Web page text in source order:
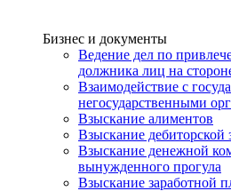
Услуги
Бизнес и документы
Ведение дел по
должника лиц на
Взаимодействие с
негосударственными
Взыскание алиментов
Взыскание дебиторской
Взыскание денежной
вынужденного прогула
Взыскание заработной